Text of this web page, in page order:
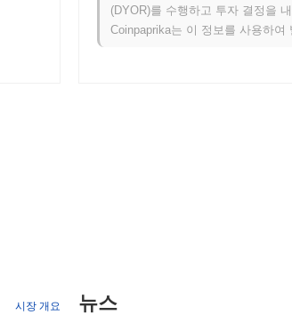
지난 7일 동안 ZenithZephyr는 0.00%
텀과 비교하여 ZZPH의 가격 움직임
(DYOR)를 수행하고 투자 결정을
Coinpaprika는 이 정보를 사용하여
시장 개요 뉴스